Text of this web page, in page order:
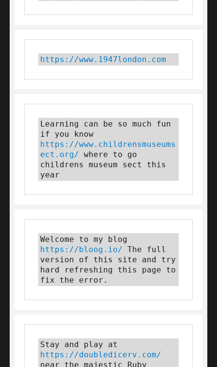
https://www.1947london.com
Learning can be so much fun
https://www.childrensmuseums
ect.org/ where to go
childrens museum sect this
year
https://bloog.io/ The full
version of this site and try
hard refreshing this page to
fix the error.
https://doubledicerv.com/
near the majestic Ruby